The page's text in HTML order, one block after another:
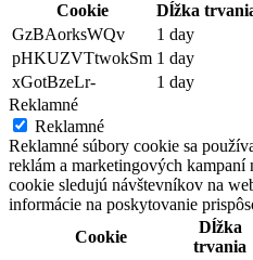
Cookie
Dĺžka
GzBAorksWQv
1 day
pHKUZVTtwokSm 1 day
xGotBzeLr-
1 day
Reklamné
Reklamné
Reklamné súbory cookie sa
reklám a marketingových kampaní
cookie sledujú návštevníkov na
informácie na poskytovanie
Cookie
Dĺžka
trvania